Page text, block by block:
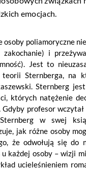
emocjach.
osoby poliamoryczne
zakochanie) i
Jest to
Sternberga, na
Sternberg
których natężenie
Gdyby profesor
w swej
jak różne osoby
że odwołują się do
każdej osoby – wizji
ucieleśnieniem